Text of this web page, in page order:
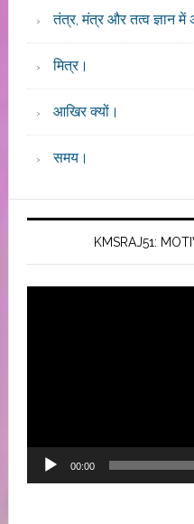
तंत्र, मंत्र और तत्व ज्ञान में
मित्र।
आखिर क्यों।
समय।
KMSRAJ51:
00:00